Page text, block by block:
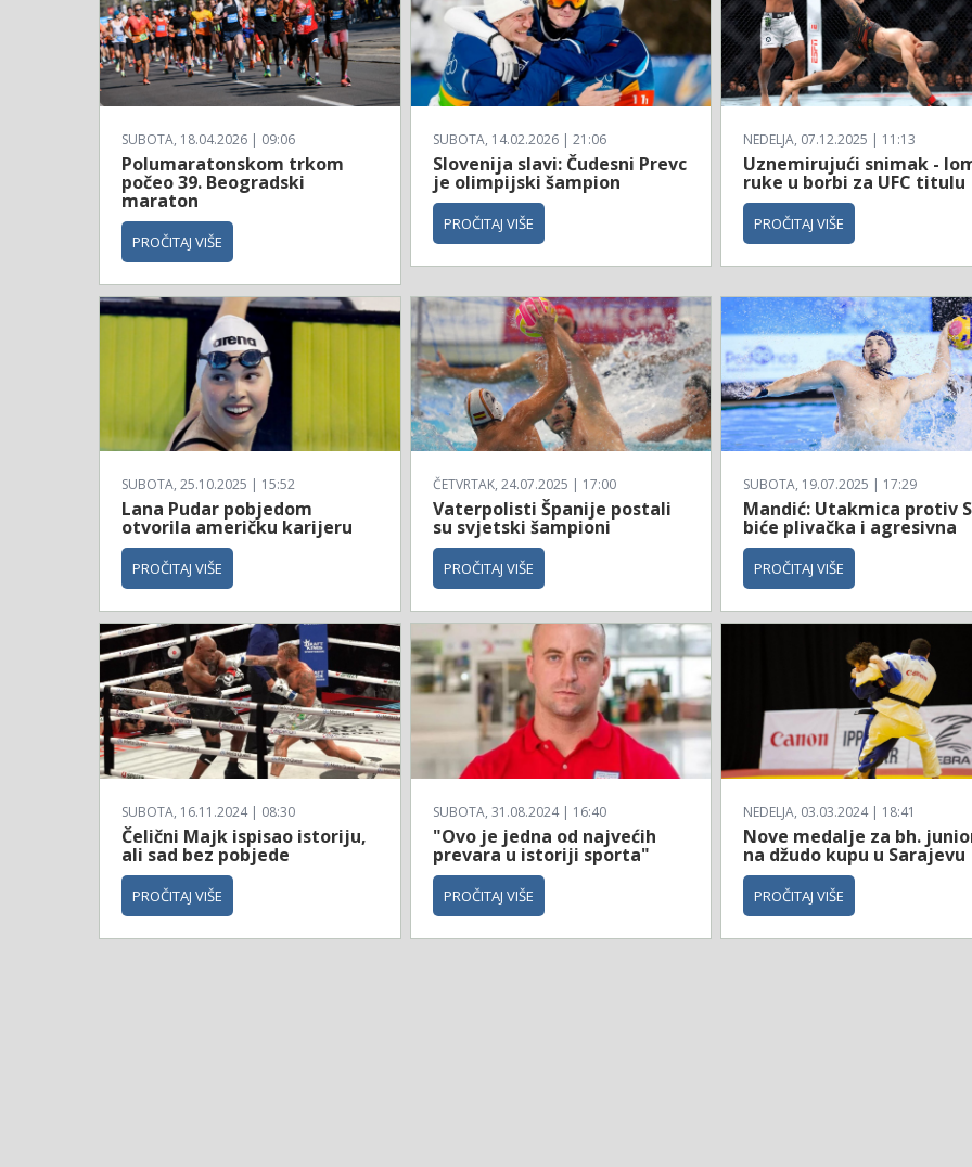
SUBOTA, 18.04.2026 | 09:06
Polumaratonskom trkom
počeo 39. Beogradski
maraton
PROČITAJ VIŠE
SUBOTA, 14.02.2026 | 21:06
Slovenija slavi: Čudesni Prevc
je olimpijski šampion
PROČITAJ VIŠE
NEDELJA, 07.12.2025 | 11:13
Uznemirujući snimak -
ruke u borbi za UFC titulu
PROČITAJ VIŠE
SUBOTA, 25.10.2025 | 15:52
Lana Pudar pobjedom
otvorila američku karijeru
PROČITAJ VIŠE
ČETVRTAK, 24.07.2025 | 17:00
Vaterpolisti Španije postali
su svjetski šampioni
PROČITAJ VIŠE
SUBOTA, 19.07.2025 | 17:29
Mandić: Utakmica protiv
biće plivačka i agresivna
PROČITAJ VIŠE
SUBOTA, 16.11.2024 | 08:30
Čelični Majk ispisao istoriju,
ali sad bez pobjede
PROČITAJ VIŠE
SUBOTA, 31.08.2024 | 16:40
"Ovo je jedna od najvećih
prevara u istoriji sporta"
PROČITAJ VIŠE
NEDELJA, 03.03.2024 | 18:41
Nove medalje za bh.
na džudo kupu u Sarajevu
PROČITAJ VIŠE